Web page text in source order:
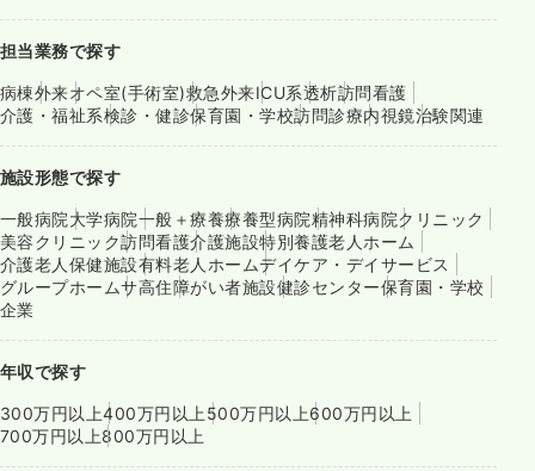
担当業務で探す
病棟外来オペ室(手術室)救急外来ICU系透析訪問看護
介護・福祉系検診・健診保育園・学校訪問診療内視鏡治験関連
施設形態で探す
一般病院大学病院一般＋療養療養型病院精神科病院クリニック
美容クリニック訪問看護介護施設特別養護老人ホーム
介護老人保健施設有料老人ホームデイケア・デイサービス
グループホームサ高住障がい者施設健診センター保育園・学校
企業
年収で探す
300万円以上400万円以上 500万円以上600万円以上
700万円以上800万円以上